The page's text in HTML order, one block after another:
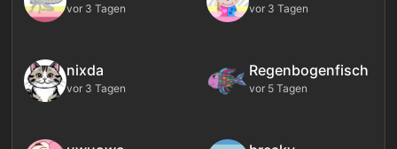
vor 3 Tagen vor 3 Tagen
nixda
vor 3 Tagen
Regenbogenfisch
vor 5 Tagen